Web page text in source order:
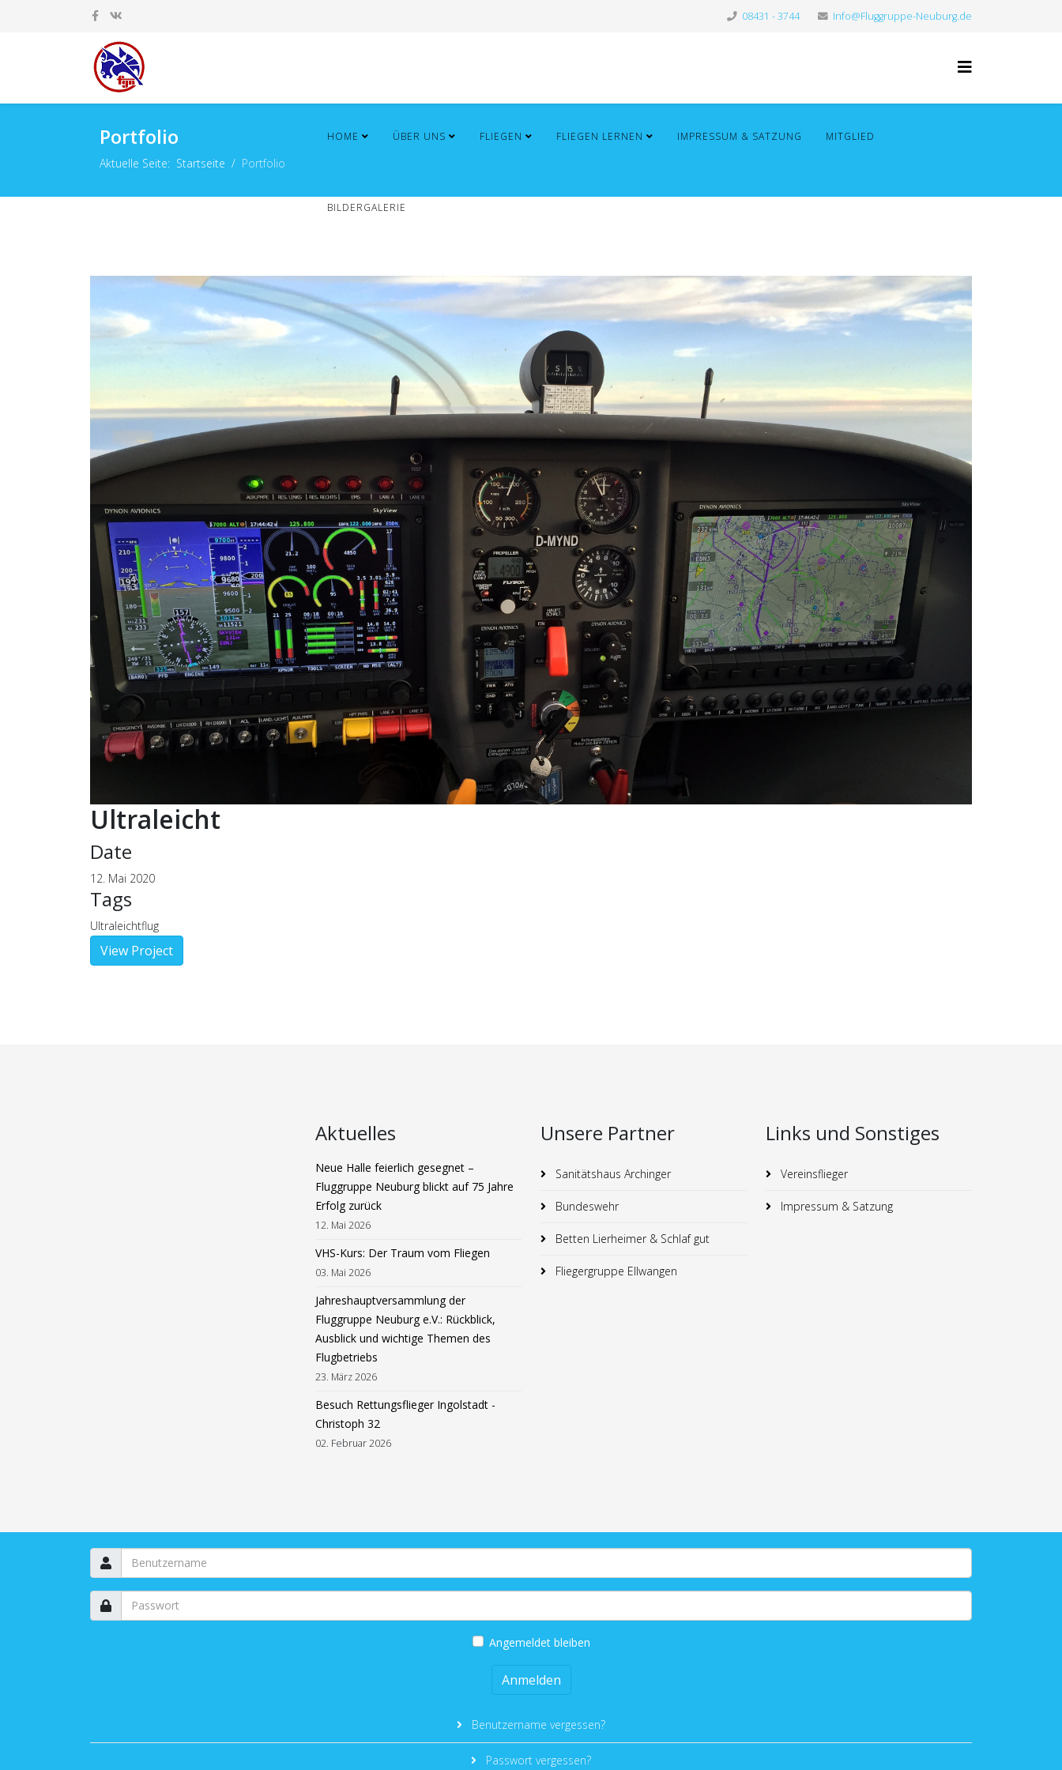
08431 - 3744 Info@Fluggruppe-Neuburg.de
HOME ÜBER UNS FLIEGEN FLIEGEN LERNEN IMPRESSUM & SATZUNG MITGLIED
BILDERGALERIE
Portfolio
Aktuelle Seite: Startseite Portfolio
Ultraleicht
Date
12. Mai 2020
Tags
Ultraleichtflug
View Project
Aktuelles
Neue Halle feierlich gesegnet –
Fluggruppe Neuburg blickt auf 75 Jahre
Erfolg zurück
12. Mai 2026
VHS-Kurs: Der Traum vom Fliegen
03. Mai 2026
Jahreshauptversammlung der
Fluggruppe Neuburg e.V.: Rückblick,
Ausblick und wichtige Themen des
Flugbetriebs
23. März 2026
Besuch Rettungsflieger Ingolstadt -
Christoph 32
02. Februar 2026
Unsere Partner
Sanitätshaus Archinger
Bundeswehr
Betten Lierheimer & Schlaf gut
Fliegergruppe Ellwangen
Links und Sonstiges
Vereinsflieger
Impressum & Satzung
Angemeldet bleiben
Anmelden
Benutzername vergessen?
Passwort vergessen?